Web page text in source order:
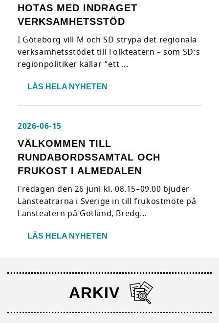
HOTAS MED INDRAGET
VERKSAMHETSSTÖD
I Göteborg vill M och SD strypa det regionala
verksamhetsstödet till Folkteatern – som SD:s
regionpolitiker kallar ”ett ...
LÄS HELA NYHETEN
2026-06-15
VÄLKOMMEN TILL
RUNDABORDSSAMTAL OCH
FRUKOST I ALMEDALEN
Fredagen den 26 juni kl. 08.15–09.00 bjuder
Länsteatrarna i Sverige in till frukostmöte på
Länsteatern på Gotland, Bredg...
LÄS HELA NYHETEN
ARKIV